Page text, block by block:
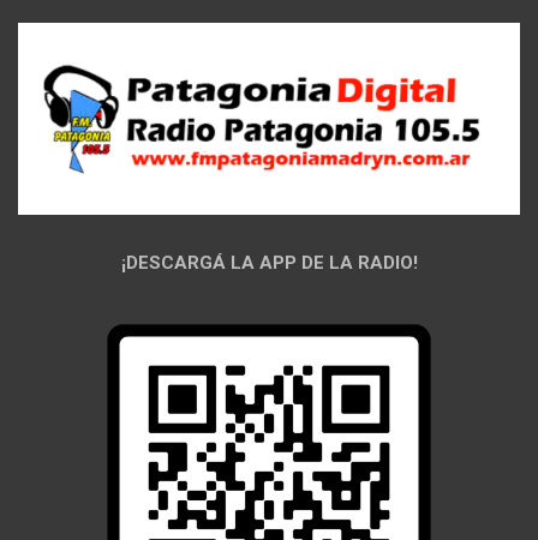
¡DESCARGÁ LA APP DE LA RADIO!